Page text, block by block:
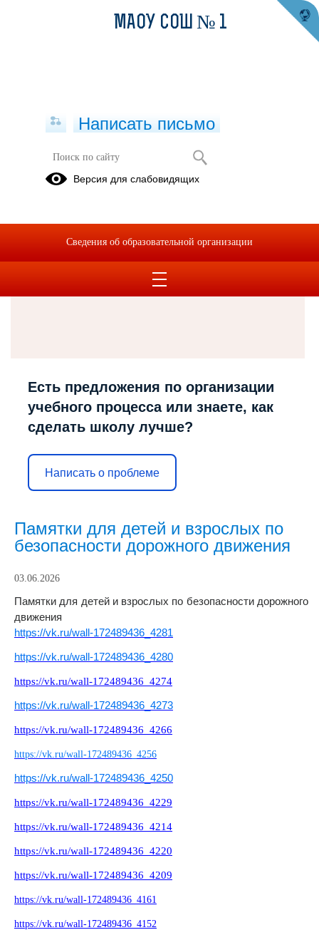
Есть предложения по организации
учебного процесса или знаете, как
сделать школу лучше?
Написать о проблеме
Памятки для детей и взрослых по
безопасности дорожного движения
03.06.2026
Памятки для детей и взрослых по безопасности дорожного
движения
https://vk.ru/wall-172489436_4281
https://vk.ru/wall-172489436_4280
https://vk.ru/wall-172489436_4274
https://vk.ru/wall-172489436_4273
https://vk.ru/wall-172489436_4266
https://vk.ru/wall-172489436_4256
https://vk.ru/wall-172489436_4250
https://vk.ru/wall-172489436_4229
https://vk.ru/wall-172489436_4214
https://vk.ru/wall-172489436_4220
https://vk.ru/wall-172489436_4209
https://vk.ru/wall-172489436_4161
https://vk.ru/wall-172489436_4152
МАОУ СОШ № 1
Написать письмо
Версия для слабовидящих
Сведения об образовательной организации